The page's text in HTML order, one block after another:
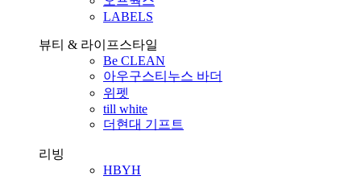
LABELS
뷰티 & 라이프스타일
Be CLEAN
아우구스티누스 바더
위펫
till white
더현대 기프트
리빙
HBYH